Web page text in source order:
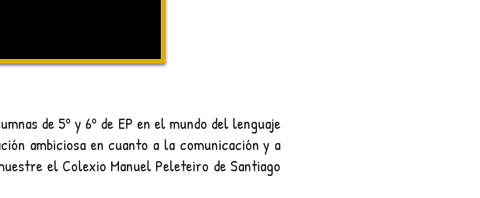
de 5º y 6º de EP en el mundo del lenguaje
ambiciosa en cuanto a la comunicación y a
el Colexio Manuel Peleteiro de Santiago